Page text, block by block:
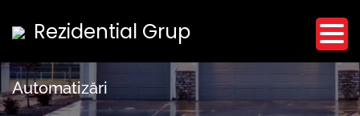
Rezidential Grup
Automatizări